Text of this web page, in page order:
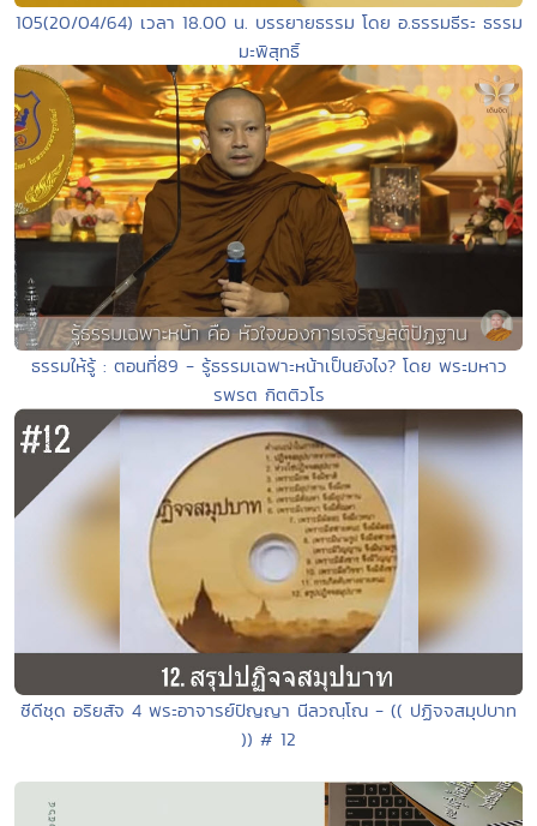
105(20/04/64) เวลา 18.00 น. บรรยายธรรม โดย อ.ธรรมธีระ ธรรม
มะพิสุทธิ์
ธรรมให้รู้ : ตอนที่89 - รู้ธรรมเฉพาะหน้าเป็นยังไง? โดย พระมหาว
รพรต กิตติวโร
ซีดีชุด อริยสัจ 4 พระอาจารย์ปัญญา นีลวณฺโณ - (( ปฏิจจสมุปบาท
)) # 12